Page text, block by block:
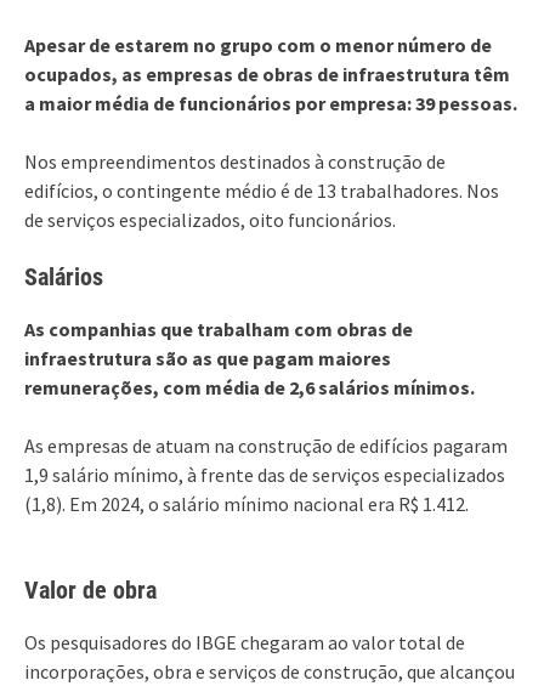
Apesar de estarem no grupo com o menor número de
ocupados, as empresas de obras de infraestrutura têm
a maior média de funcionários por empresa: 39 pessoas.
Nos empreendimentos destinados à construção de
edifícios, o contingente médio é de 13 trabalhadores. Nos
de serviços especializados, oito funcionários.
Salários
As companhias que trabalham com obras de
infraestrutura são as que pagam maiores
remunerações, com média de 2,6 salários mínimos.
As empresas de atuam na construção de edifícios pagaram
1,9 salário mínimo, à frente das de serviços especializados
(1,8). Em 2024, o salário mínimo nacional era R$ 1.412.
Valor de obra
Os pesquisadores do IBGE chegaram ao valor total de
incorporações, obra e serviços de construção, que alcançou